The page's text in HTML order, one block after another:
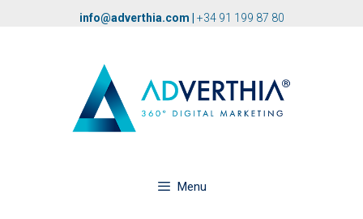
info@adverthia.com +34 91 199 87 80
Menu